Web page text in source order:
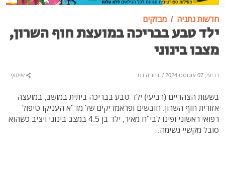
חדשות נתניה מבזקים
ילד טבע בבריכה במועצת חוף השרון,
מצבו בינוני
רביעי, 07 אוגוסט 2024 / נתניה נט שיתוף
בשעות הצהריים (רביעי) ילד טבע בבריכה ביתית במושב, במועצה
אזורית חוף השרון. חובשים ופראמדיקים של מד"א העניקו טיפול
רפואי ראשוני ופינו לבי"ח מאיר, ילד בן 4.5 במצב בינוני ויציב כשהוא
סובל מקשיי נשימה.